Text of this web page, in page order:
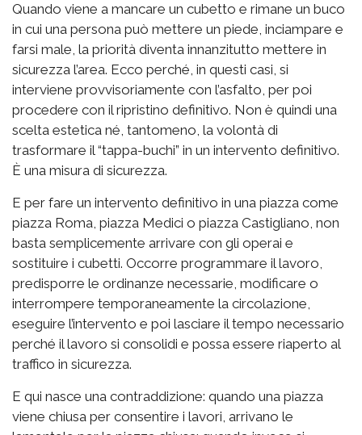
Quando viene a mancare un cubetto e rimane un buco
in cui una persona può mettere un piede, inciampare e
farsi male, la priorità diventa innanzitutto mettere in
sicurezza l’area. Ecco perché, in questi casi, si
interviene provvisoriamente con l’asfalto, per poi
procedere con il ripristino definitivo. Non è quindi una
scelta estetica né, tantomeno, la volontà di
trasformare il “tappa-buchi” in un intervento definitivo.
È una misura di sicurezza.
E per fare un intervento definitivo in una piazza come
piazza Roma, piazza Medici o piazza Castigliano, non
basta semplicemente arrivare con gli operai e
sostituire i cubetti. Occorre programmare il lavoro,
predisporre le ordinanze necessarie, modificare o
interrompere temporaneamente la circolazione,
eseguire l’intervento e poi lasciare il tempo necessario
perché il lavoro si consolidi e possa essere riaperto al
traffico in sicurezza.
E qui nasce una contraddizione: quando una piazza
viene chiusa per consentire i lavori, arrivano le